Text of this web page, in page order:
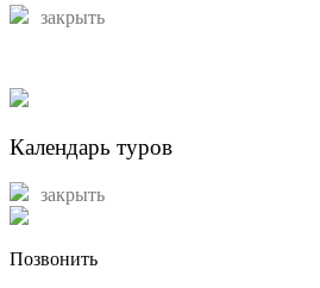
закрыть
Календарь туров
закрыть
Позвонить